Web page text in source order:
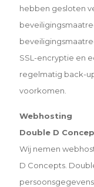
hebben gesloten
SSL-encryptie en
regelmatig back-
voorkomen.
Webhosting
Double D
Wij nemen
D Concepts.